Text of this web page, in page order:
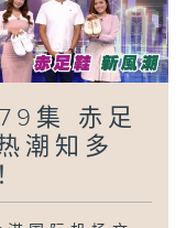
生活又是怎样
女学徒雷咏彤
致用，一步步
，在这两父女
划代代传承的
集 赤足
潮知多